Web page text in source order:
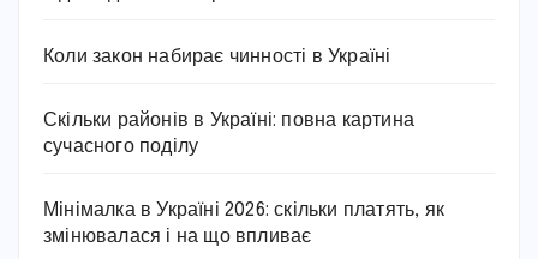
Коли закон набирає чинності в Україні
Скільки районів в Україні: повна картина
сучасного поділу
Мінімалка в Україні 2026: скільки платять, як
змінювалася і на що впливає